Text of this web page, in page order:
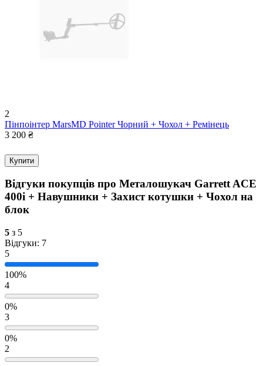
2
Пінпоінтер MarsMD Pointer Чорний + Чохол + Ремінець
3 200 ₴
Купити
Відгуки покупців про Металошукач Garrett ACE
400i + Навушники + Захист котушки + Чохол на
блок
5 з 5
Відгуки: 7
5
100%
4
0%
3
0%
2